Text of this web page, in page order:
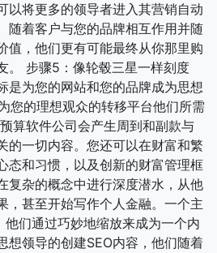
以将更多的领导者进入其营销自动
随着客户与您的品牌相互作用并随
值，他们更有可能最终从你那里购
。 步骤5：像轮毂三星一样刻度
是为您的网站和您的品牌成为思想
您的理想观众的转移平台他们所需
算软件公司会产生周到和副款与
的一切内容。您还可以在财富和繁
态和习惯，以及创新的财富管理框
复杂的概念中进行深度潜水，从他
，甚至开始写作个人金融。一个主
他们通过巧妙地缩放来成为一个内
想领导的创建SEO内容，他们随着